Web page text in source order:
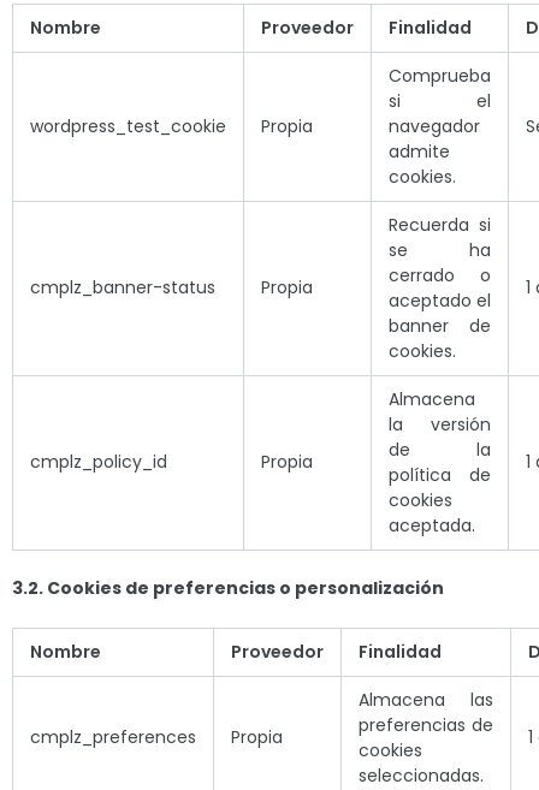
Nombre Proveedor Finalidad
wordpress_test_cookie Propia
Comprueba
si el
navegador
admite
cookies.
cmplz_banner-status Propia
Recuerda si
se ha
cerrado o
aceptado el
banner de
cookies.
1
cmplz_policy_id Propia
Almacena
la versión
de la
política de
cookies
aceptada.
1
3.2. Cookies de preferencias o personalización
Nombre Proveedor Finalidad
cmplz_preferences Propia
Almacena las
preferencias de
cookies
seleccionadas.